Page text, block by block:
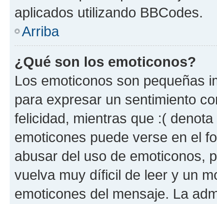
aplicados utilizando BBCodes.
Arriba
¿Qué son los emoticonos?
Los emoticonos son pequeñas
para expresar un sentimiento
felicidad, mientras que :(
emoticones puede verse en el
abusar del uso de emoticonos,
vuelva muy díficil de leer y un
emoticones del mensaje. La